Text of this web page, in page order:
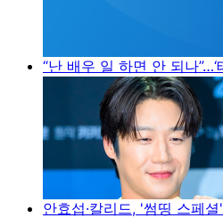
“난 배우 일 하면 안 되나
안효섭·칼리드, '썸띵 스페